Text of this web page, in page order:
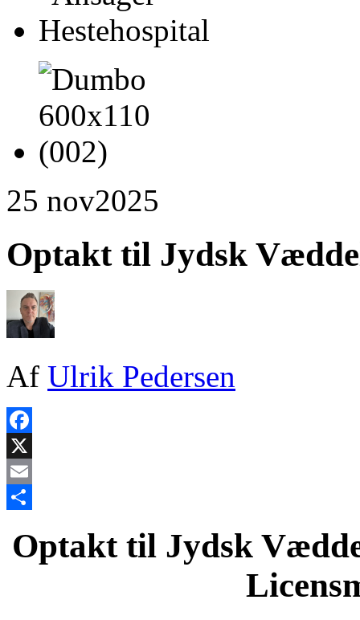
25 nov2025
Optakt til Jydsk
Af Ulrik Pedersen
Facebook
X
Email
Optakt til Jydsk